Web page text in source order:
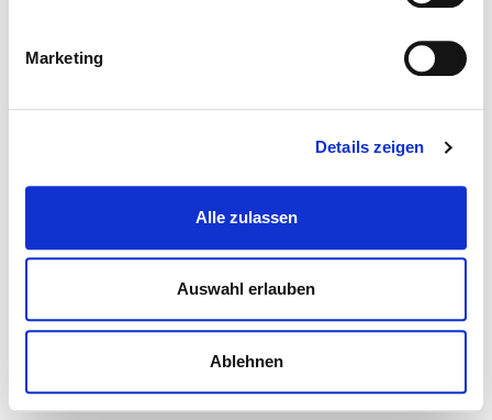
Marketing
Details zeigen
Alle zulassen
Auswahl erlauben
Ablehnen